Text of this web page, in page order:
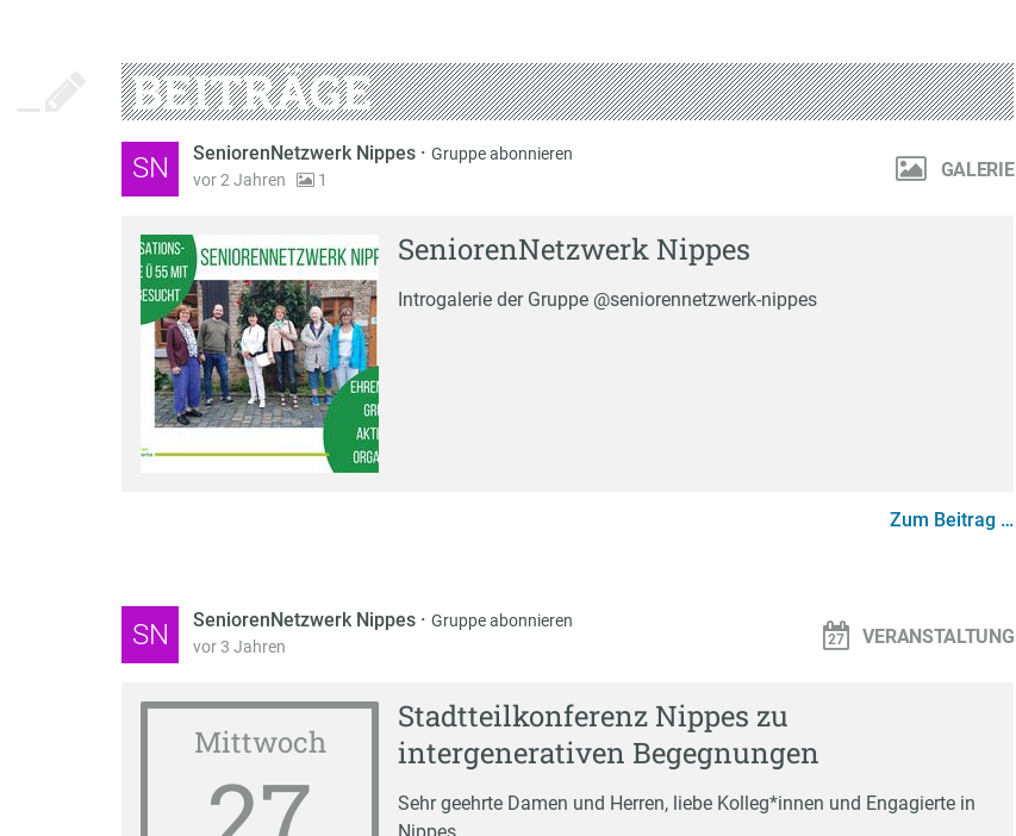
BEITRÄGE
SN SeniorenNetzwerk Nippes · Gruppe abonnieren
vor 2 Jahren
1 GALERIE
SeniorenNetzwerk Nippes
Introgalerie der Gruppe @seniorennetzwerk-nippes
Zum Beitrag …
SN SeniorenNetzwerk Nippes · Gruppe abonnieren
vor 3 Jahren
VERANSTALTUNG
Mittwoch
Stadtteilkonferenz Nippes zu
intergenerativen Begegnungen
Sehr geehrte Damen und Herren, liebe Kolleg*innen und Engagierte in